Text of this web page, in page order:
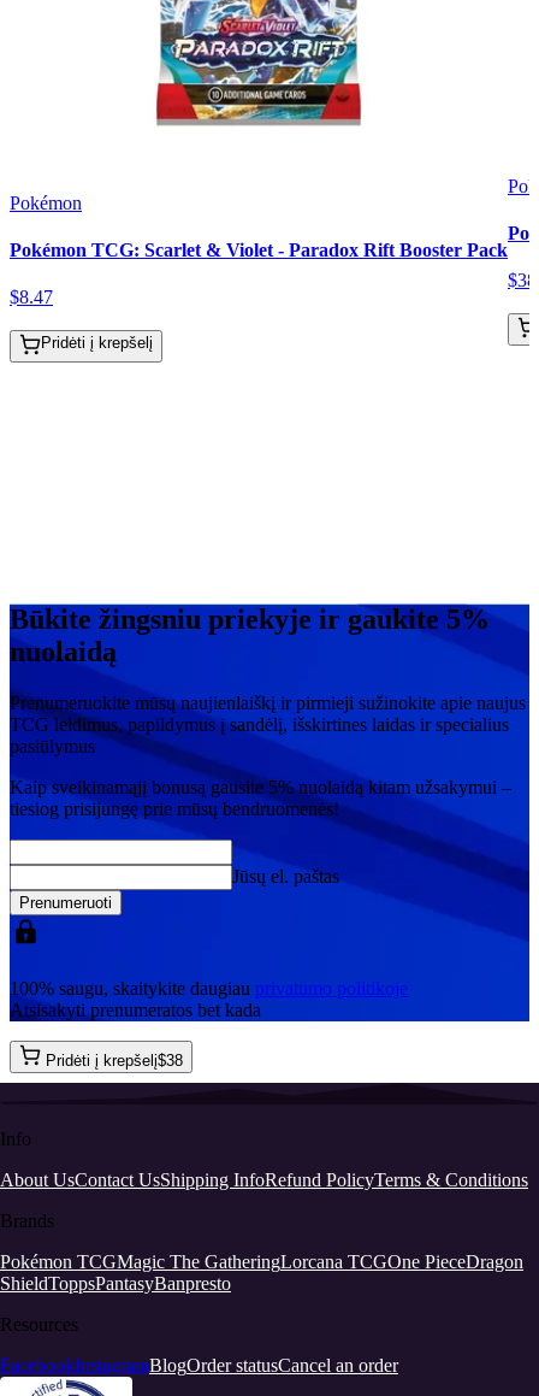
Pokémon
Pokémon TCG: Scarlet & Violet - Paradox Rift Booster Pack
$8.47
Pridėti į krepšelį
$38
Būkite žingsniu priekyje ir gaukite 5%
nuolaidą
Prenumeruokite mūsų naujienlaiškį ir pirmieji sužinokite apie naujus
TCG leidimus, papildymus į sandėlį, išskirtines laidas ir specialius
pasiūlymus
Kaip sveikinamąjį bonusą gausite 5% nuolaidą kitam užsakymui –
tiesiog prisijungę prie mūsų bendruomenės!
Jūsų el. paštas
Prenumeruoti
100% saugu, skaitykite daugiau privatumo politikoje
Atsisakyti prenumeratos bet kada
Pridėti į krepšelį$38
Info
About UsContact UsShipping InfoRefund PolicyTerms & Conditions
Brands
Pokémon TCGMagic The GatheringLorcana TCGOne PieceDragon
ShieldToppsPantasyBanpresto
Resources
FacebookInstagramBlogOrder statusCancel an order